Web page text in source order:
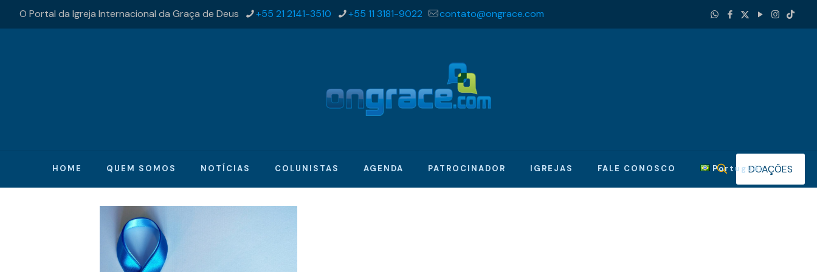
O Portal da Igreja Internacional da Graça de Deus +55 21 2141-3510 +55 11 3181-9022 contato@ongrace.com
HOME QUEM SOMOS NOTÍCIAS COLUNISTAS AGENDA PATROCINADOR IGREJAS FALE CONOSCO PortuguêsDOAÇÕES